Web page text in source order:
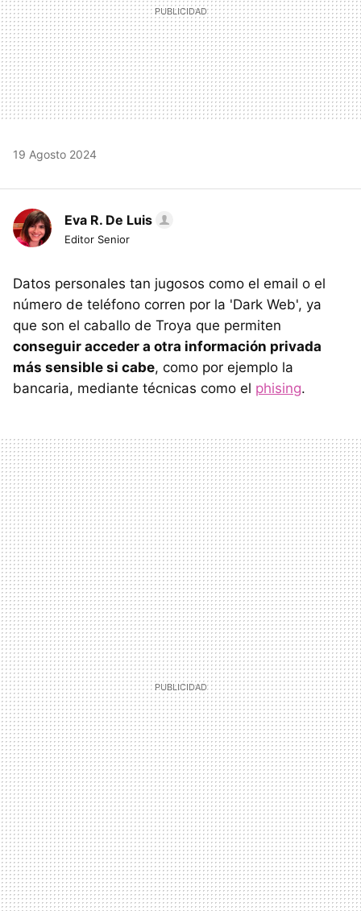
19 Agosto 2024
Eva R. De Luis
Editor Senior
Datos personales tan jugosos como el email o el
número de teléfono corren por la 'Dark Web', ya
que son el caballo de Troya que permiten
conseguir acceder a otra información privada
más sensible si cabe, como por ejemplo la
bancaria, mediante técnicas como el phising.